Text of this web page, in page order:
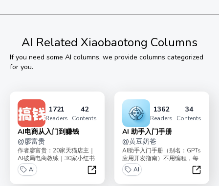
翻找比较麻烦，所以做了这么个专栏。
内容算免费的，收点整理的辛苦费，目前 19 元💰，每卖
出 50 份涨价 30 元💰。
AI Related Xiaobaotong Columns
If you need some AI columns, we provide columns categorized
for you.
1721
Readers
42
Contents
AI电商从入门到赚钱
@廖富贵
作者廖富贵：20家天猫店主｜
AI破局电商教练｜30家小红书
店铺老板，带领了2000+学员
副业搞钱。小...
AI
AI电商从入门到赚钱
1362
Readers
34
Contents
AI 助手入门手册
@黄豆奶爸
AI助手入门手册（别名：GPTs
应用开发指南）不用编程，每
人都能搭建自己的AI机器人助
手，提高十倍生...
AI
AI 助